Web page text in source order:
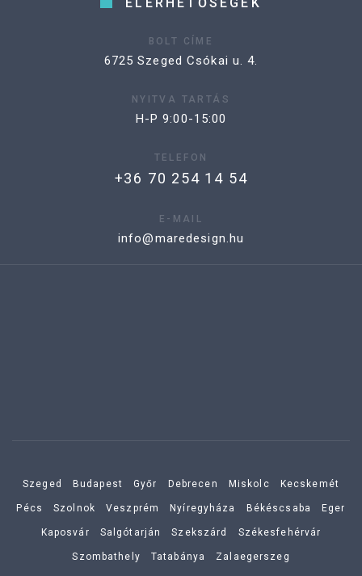
BOLT CÍME
6725 Szeged Csókai u. 4.
NYITVA TARTÁS
H-P 9:00-15:00
TELEFON
+36 70 254 14 54
E-MAIL
info@maredesign.hu
Szeged Budapest Győr Debrecen Miskolc Kecskemét
Pécs Szolnok Veszprém Nyíregyháza Békéscsaba Eger
Kaposvár Salgótarján Szekszárd Székesfehérvár
Szombathely Tatabánya Zalaegerszeg